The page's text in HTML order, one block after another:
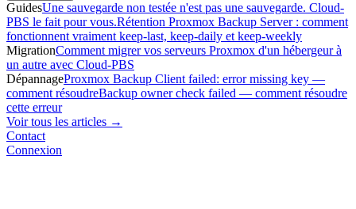
GuidesUne sauvegarde non testée n'est pas une sauvegarde. Cloud-
PBS le fait pour vous.Rétention Proxmox Backup Server : comment
fonctionnent vraiment keep-last, keep-daily et keep-weekly
MigrationComment migrer vos serveurs Proxmox d'un hébergeur à
un autre avec Cloud-PBS
DépannageProxmox Backup Client failed: error missing key —
comment résoudreBackup owner check failed — comment résoudre
cette erreur
Voir tous les articles →
Contact
Connexion